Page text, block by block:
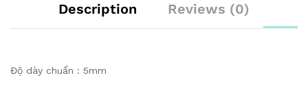
Description Reviews (0)
Độ dày chuẩn : 5mm